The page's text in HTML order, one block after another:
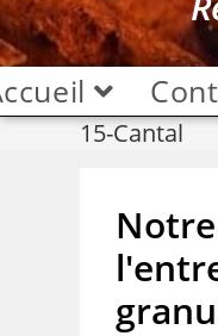
15-Cantal